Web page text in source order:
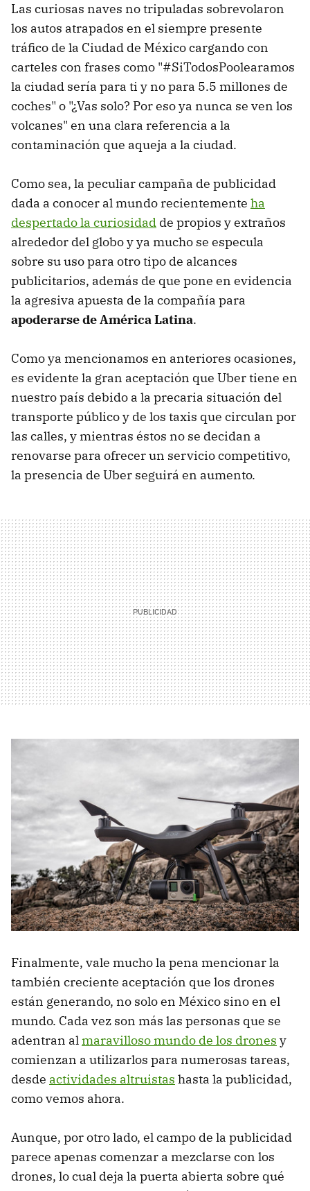
Las curiosas naves no tripuladas sobrevolaron
los autos atrapados en el siempre presente
tráfico de la Ciudad de México cargando con
carteles con frases como "#SiTodosPoolearamos
la ciudad sería para ti y no para 5.5 millones de
coches" o "¿Vas solo? Por eso ya nunca se ven los
volcanes" en una clara referencia a la
contaminación que aqueja a la ciudad.
Como sea, la peculiar campaña de publicidad
dada a conocer al mundo recientemente ha
despertado la curiosidad de propios y extraños
alrededor del globo y ya mucho se especula
sobre su uso para otro tipo de alcances
publicitarios, además de que pone en evidencia
la agresiva apuesta de la compañía para
apoderarse de América Latina.
Como ya mencionamos en anteriores ocasiones,
es evidente la gran aceptación que Uber tiene en
nuestro país debido a la precaria situación del
transporte público y de los taxis que circulan por
las calles, y mientras éstos no se decidan a
renovarse para ofrecer un servicio competitivo,
la presencia de Uber seguirá en aumento.
Finalmente, vale mucho la pena mencionar la
también creciente aceptación que los drones
están generando, no solo en México sino en el
mundo. Cada vez son más las personas que se
adentran almaravilloso mundo de los drones y
comienzan a utilizarlos para numerosas tareas,
desde actividades altruistas hasta la publicidad,
como vemos ahora.
Aunque, por otro lado, el campo de la publicidad
parece apenas comenzar a mezclarse con los
drones, lo cual deja la puerta abierta sobre qué